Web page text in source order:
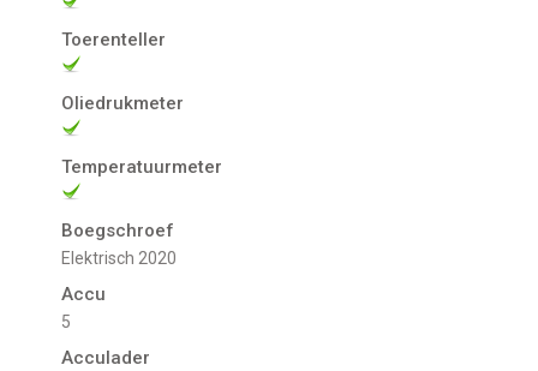
Toerenteller
Oliedrukmeter
Temperatuurmeter
Boegschroef
Elektrisch 2020
Accu
5
Acculader